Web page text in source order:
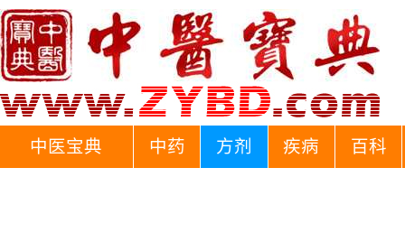
中医宝典 中药 方剂 疾病 百科